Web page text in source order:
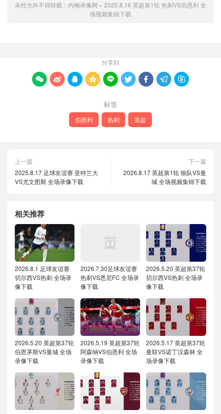
未经允许不得转载： 内梅录像网 » 2025.8.16 英超第1轮 热刺VS伯恩利 全
场视频集锦下载
分享到
        
标签
伯恩利 热刺 英超
上一篇
2025.8.17 足球友谊赛 亚特兰大
VS尤文图斯 全场录像下载
下一篇
2026.8.17 英超第1轮 狼队VS曼
城 全场视频集锦下载
相关推荐
2026.8.1 足球友谊赛
切尔西VS热刺 全场录
像下载
2026.7.30足球友谊赛
热刺VS悉尼FC 全场录
像下载
2026.5.20 英超第37轮
切尔西VS热刺 全场录
像下载
2026.5.20 英超第37轮
伯恩茅斯VS曼城 全场
录像下载
2026.5.19 英超第37轮
阿森纳VS伯恩利 全场
录像下载
2026.5.17 英超第37轮
曼联VS诺丁汉森林 全
场录像下载